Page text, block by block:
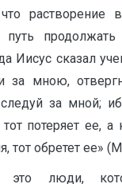
растворение
путь
Иисус сказал
за мною,
за мной;
потеряет ее, а
тот обретет ее»
это люди,